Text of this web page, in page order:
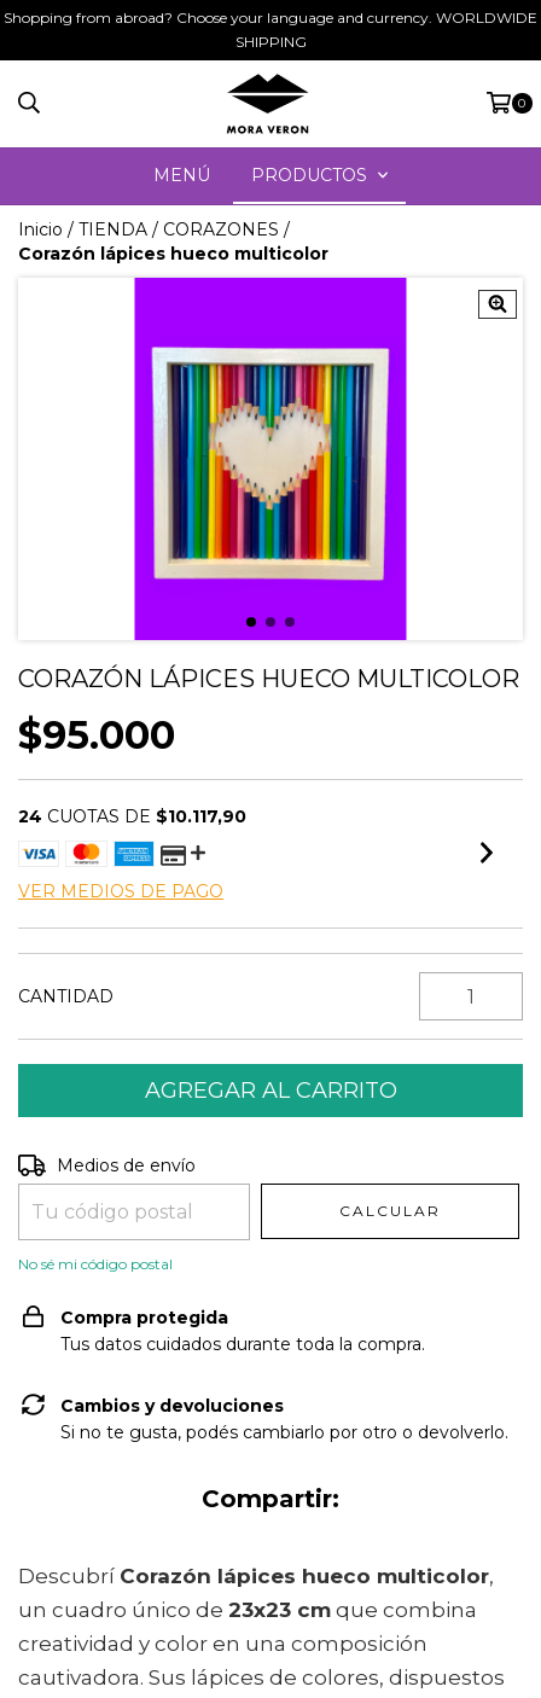
Shopping from abroad? Choose your language and currency. WORLDWIDE
SHIPPING
0
MENÚ PRODUCTOS
Inicio / TIENDA / CORAZONES /
Corazón lápices hueco multicolor
CORAZÓN LÁPICES HUECO MULTICOLOR
$95.000
24 CUOTAS DE $10.117,90
VER MEDIOS DE PAGO
CANTIDAD
Entregas para el CP:
Medios de envío
CALCULAR
No sé mi código postal
Compra protegida
Tus datos cuidados durante toda la compra.
Cambios y devoluciones
Si no te gusta, podés cambiarlo por otro o devolverlo.
Compartir:
Descubrí Corazón lápices hueco multicolor,
un cuadro único de 23x23 cm que combina
creatividad y color en una composición
cautivadora. Sus lápices de colores, dispuestos